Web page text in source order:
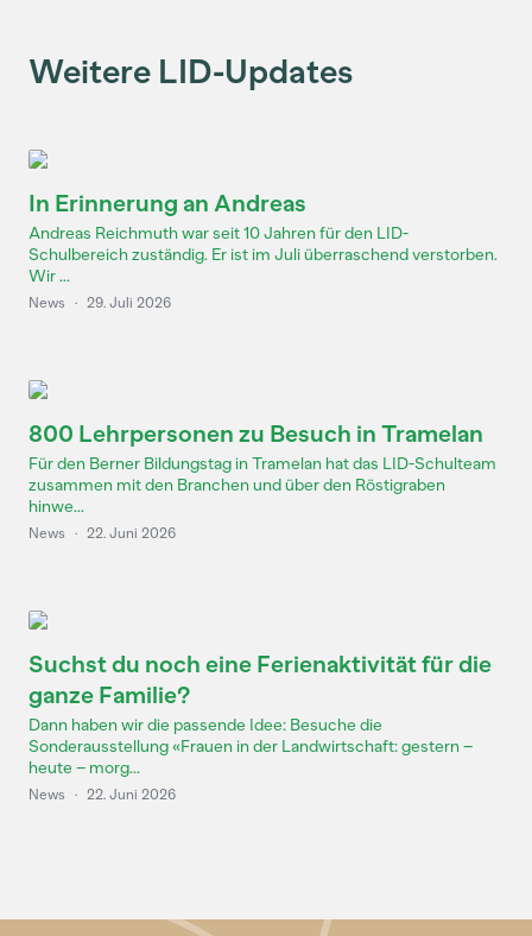
Weitere LID-Updates
In Erinnerung an Andreas
Andreas Reichmuth war seit 10 Jahren für den LID-
Schulbereich zuständig. Er ist im Juli überraschend verstorben.
Wir ...
News · 29. Juli 2026
800 Lehrpersonen zu Besuch in Tramelan
Für den Berner Bildungstag in Tramelan hat das LID-Schulteam
zusammen mit den Branchen und über den Röstigraben
hinwe...
News · 22. Juni 2026
Suchst du noch eine Ferienaktivität für die
ganze Familie?
Dann haben wir die passende Idee: Besuche die
Sonderausstellung «Frauen in der Landwirtschaft: gestern –
heute – morg...
News · 22. Juni 2026